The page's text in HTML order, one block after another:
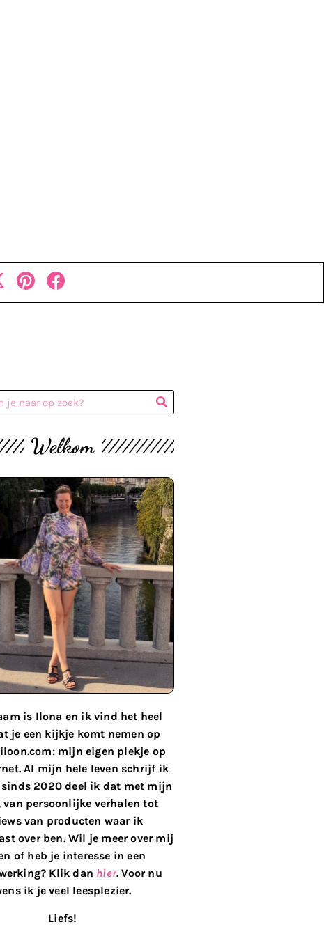
Welkom
is Ilona en ik vind het heel
je een kijkje komt nemen op
mijn eigen plekje op
Al mijn hele leven schrijf ik
sinds 2020 deel ik dat met mijn
van persoonlijke verhalen tot
van producten waar ik
over ben. Wil je meer over mij
of heb je interesse in een
Klik dan hier. Voor nu
ik je veel leesplezier.
Liefs!